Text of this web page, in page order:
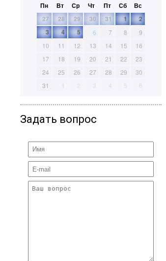
Пн Вт Ср Чт Пт Сб
Вс
27
28 29 30 31 1
2
3
4 5 6 7 8
9
10
11 12 13 14 15
16
17
18 19 20 21 22
23
24
25 26 27 28 29
30
31
1 2 3 4 5 6
Задать вопрос